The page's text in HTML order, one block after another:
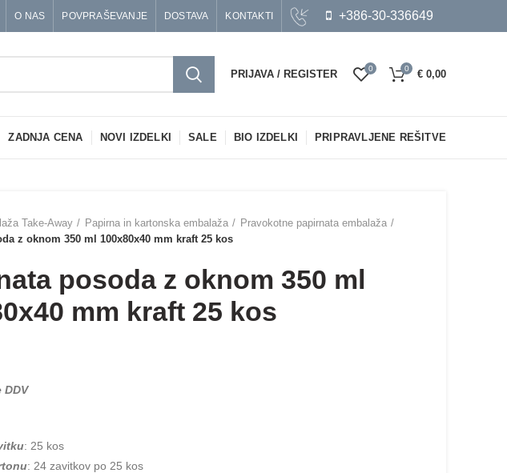
O NAS POVPRAŠEVANJE DOSTAVA KONTAKTI +386-30-336649
PRIJAVA / REGISTER 0 0 € 0,00
ZADNJA CENA NOVI IZDELKI SALE BIO IZDELKI PRIPRAVLJENE REŠITVE
Take-Away Papirna in kartonska embalaža
Pravokotne papirnata embalaža
z oknom 350 ml 100x80x40 mm kraft 25 kos
posoda z oknom 350 ml
mm kraft 25 kos
DDV
: 25 kos
: 24 zavitkov po 25 kos